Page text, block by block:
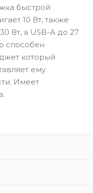
быстрой
10 Вт, также
Вт, а USB-A до 27
способен
который
ему
Имеет